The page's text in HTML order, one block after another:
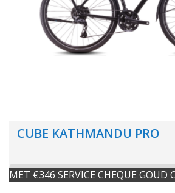
CUBE KATHMANDU PRO
MET €346 SERVICE CHEQUE GOUD